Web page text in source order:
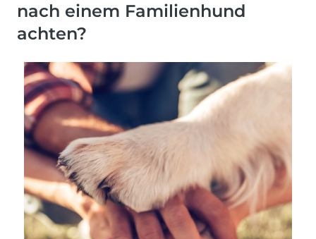
nach einem Familienhund
achten?